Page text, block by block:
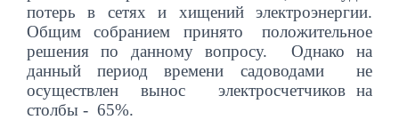
потерь в сетях и хищений электроэнергии.
Общим собранием принято положительное
решения по данному вопросу. Однако на
данный период времени садоводами не
осуществлен вынос электросчетчиков на
столбы - 65%.